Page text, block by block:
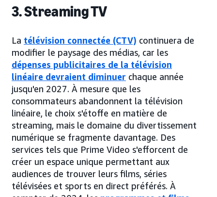
3. Streaming TV
La télévision connectée (CTV) continuera de
modifier le paysage des médias, car les
dépenses publicitaires de la télévision
linéaire devraient diminuer chaque année
jusqu'en 2027. À mesure que les
consommateurs abandonnent la télévision
linéaire, le choix s'étoffe en matière de
streaming, mais le domaine du divertissement
numérique se fragmente davantage. Des
services tels que Prime Video s'efforcent de
créer un espace unique permettant aux
audiences de trouver leurs films, séries
télévisées et sports en direct préférés. À